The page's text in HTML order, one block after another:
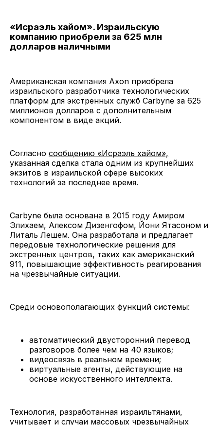
«Исраэль хайом». Израильскую
компанию приобрели за 625 млн
долларов наличными
Американская компания Axon приобрела
израильского разработчика технологических
платформ для экстренных служб Carbyne за 625
миллионов долларов с дополнительным
компонентом в виде акций.
Согласно сообщению «Исраэль хайом»,
указанная сделка стала одним из крупнейших
экзитов в израильской сфере высоких
технологий за последнее время.
Сarbyne была основана в 2015 году Амиром
Элихаем, Алексом Дизенгофом, Йони Ятасоном и
Литаль Лешем. Она разработала и предлагает
передовые технологические решения для
экстренных центров, таких как американский
911, повышающие эффективность реагирования
на чрезвычайные ситуации.
Среди основополагающих функций системы:
автоматический двусторонний перевод
разговоров более чем на 40 языков;
видеосвязь в реальном времени;
виртуальные агенты, действующие на
основе искусственного интеллекта.
Технология, разработанная израильтянами,
учитывает и случаи массовых чрезвычайных